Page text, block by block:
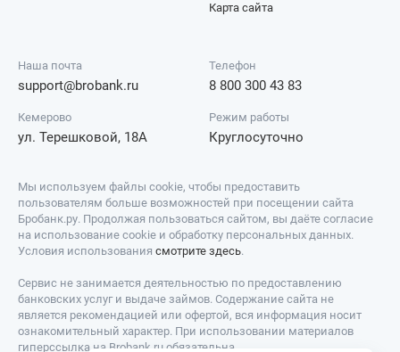
Карта сайта
Наша почта
support@brobank.ru
Телефон
8 800 300 43 83
Кемерово
ул. Терешковой, 18А
Режим работы
Круглосуточно
Мы используем файлы cookie, чтобы предоставить
пользователям больше возможностей при посещении сайта
Бробанк.ру. Продолжая пользоваться сайтом, вы даёте согласие
на использование cookie и обработку персональных данных.
Условия использования смотрите здесь.
Сервис не занимается деятельностью по предоставлению
банковских услуг и выдаче займов. Содержание сайта не
является рекомендацией или офертой, вся информация носит
ознакомительный характер. При использовании материалов
гиперссылка на Brobank.ru обязательна.